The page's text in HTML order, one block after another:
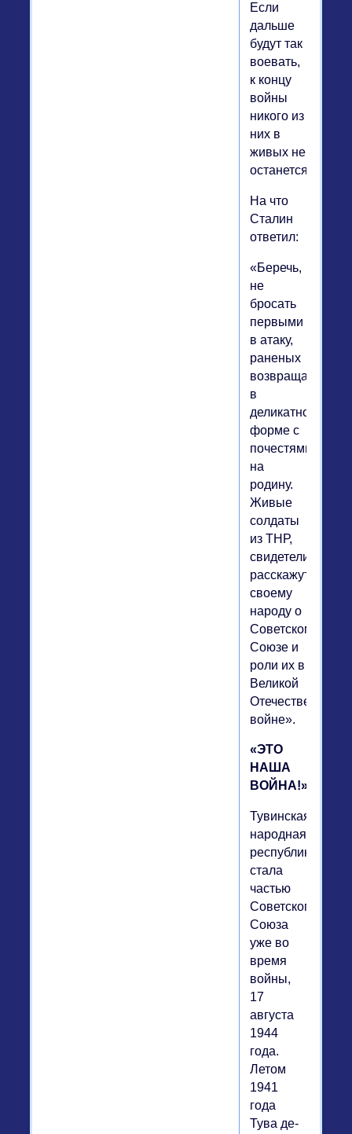
Если
дальше
будут так
воевать,
к концу
войны
никого из
них в
живых не
останется».
На что
Сталин
ответил:
«Беречь,
не
бросать
первыми
в атаку,
раненых
возвращать
в
деликатной
форме с
почестями
на
родину.
Живые
солдаты
из ТНР,
свидетели,
расскажут
своему
народу о
Советском
Союзе и
роли их в
Великой
Отечественной
войне».
«ЭТО
НАША
ВОЙНА!»
Тувинская
народная
республика
стала
частью
Советского
Союза
уже во
время
войны,
17
августа
1944
года.
Летом
1941
года
Тува де-